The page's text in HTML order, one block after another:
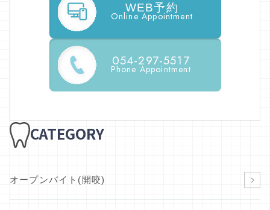
WEB予約
Online Appointment
054-297-5517
Phone Appointment
CATEGORY
オープンバイト(開咬)